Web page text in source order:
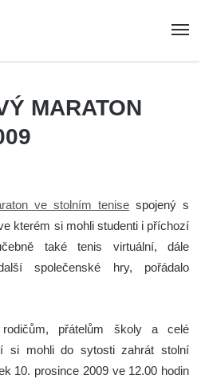
MARATON
ve stolním tenise spojený s
kterém si mohli studenti i příchozí
také tenis virtuální, dále
společenské hry, pořádalo
přátelům školy a celé
si mohli do sytosti zahrát stolní
10. prosince 2009 ve 12.00 hodin